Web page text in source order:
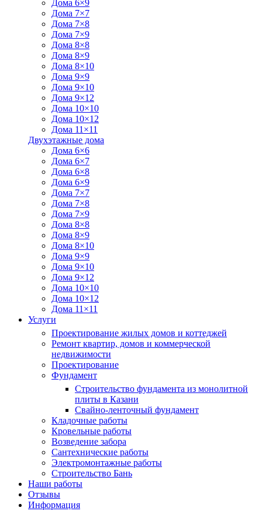
Дома 6×9
Дома 7×7
Дома 7×8
Дома 7×9
Дома 8×8
Дома 8×9
Дома 8×10
Дома 9×9
Дома 9×10
Дома 9×12
Дома 10×10
Дома 10×12
Дома 11×11
Двухэтажные дома
Дома 6×6
Дома 6×7
Дома 6×8
Дома 6×9
Дома 7×7
Дома 7×8
Дома 7×9
Дома 8×8
Дома 8×9
Дома 8×10
Дома 9×9
Дома 9×10
Дома 9×12
Дома 10×10
Дома 10×12
Дома 11×11
Услуги
Проектирование жилых домов и коттеджей
Ремонт квартир, домов и коммерческой
недвижимости
Проектирование
Фундамент
Строительство фундамента из монолитной
плиты в Казани
Свайно-ленточный фундамент
Кладочные работы
Кровельные работы
Возведение забора
Сантехнические работы
Электромонтажные работы
Строительство Бань
Наши работы
Отзывы
Информация